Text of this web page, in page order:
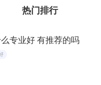
热门排行
专业好 有推荐的吗